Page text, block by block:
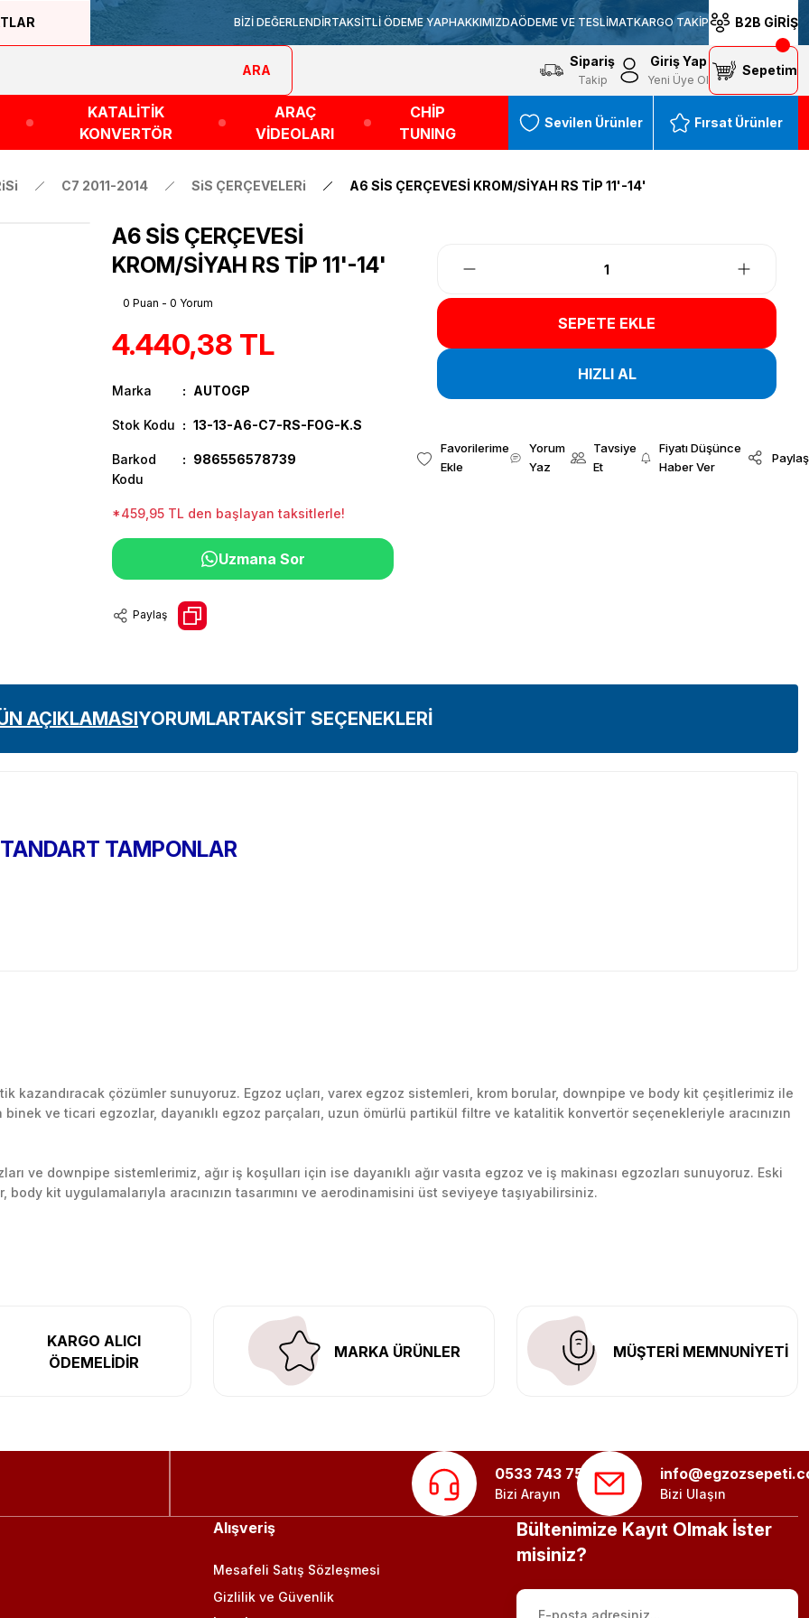
BİZİ DEĞERLENDİRTAKSİTLİ ÖDEME YAPHAKKIMIZDAÖDEME VE TESLİMATKARGO TAKİP B2B GİRİŞ
ARA
Sipariş
Takip
Giriş Yap
Yeni Üye Ol
Sepetim
KATALİTİK
KONVERTÖR
ARAÇ
VİDEOLARI
CHİP
TUNING
Sevilen Ürünler Fırsat Ürünler
C7 2011-2014 SiS ÇERÇEVELERi A6 SİS ÇERÇEVESİ KROM/SİYAH RS TİP 11'-14'
A6 SİS ÇERÇEVESİ
KROM/SİYAH RS TİP 11'-14'
0 Puan - 0 Yorum
4.440,38 TL
Marka AUTOGP
Stok Kodu 13-13-A6-C7-RS-FOG-K.S
Barkod
Kodu
986556578739
*459,95 TL den başlayan taksitlerle!
Uzmana Sor
Paylaş
SEPETE EKLE
HIZLI AL
Yorum
Yaz
Tavsiye
Et
Fiyatı Düşünce
Haber Ver
Paylaş
AÇIKLAMASIYORUMLARTAKSİT SEÇENEKLERİ
TAMPONLAR
Yorum Yaz
kazandıracak çözümler sunuyoruz. Egzoz uçları, varex egzoz sistemleri, krom borular, downpipe ve body kit çeşitlerimiz ile
ve ticari egzozlar, dayanıklı egzoz parçaları, uzun ömürlü partikül filtre ve katalitik konvertör seçenekleriyle aracınızın
ve downpipe sistemlerimiz, ağır iş koşulları için ise dayanıklı ağır vasıta egzoz ve iş makinası egzozları sunuyoruz. Eski
kit uygulamalarıyla aracınızın tasarımını ve aerodinamisini üst seviyeye taşıyabilirsiniz.
KARGO ALICI
ÖDEMELİDİR
MARKA ÜRÜNLER MÜŞTERİ MEMNUNİYETİ
0533 743 75 56
Bizi Arayın Bizi Ulaşın
Alışveriş
Mesafeli Satış Sözleşmesi
Gizlilik ve Güvenlik
Bültenimize Kayıt Olmak İster
misiniz?